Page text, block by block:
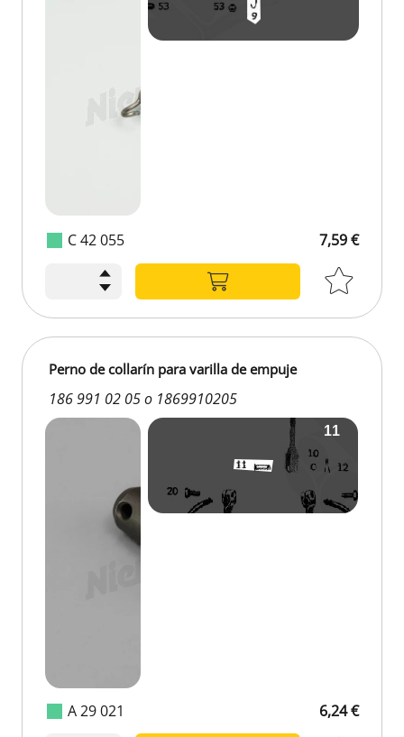
C 42 055 7,59 €
A 29 021
Perno de collarín para varilla de empuje
186 991 02 05 o 1869910205
6,24 €